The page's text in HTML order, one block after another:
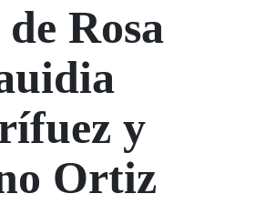
Rosa
y
Ortiz